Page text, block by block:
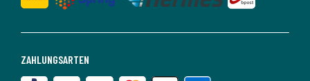
ZAHLUNGSARTEN